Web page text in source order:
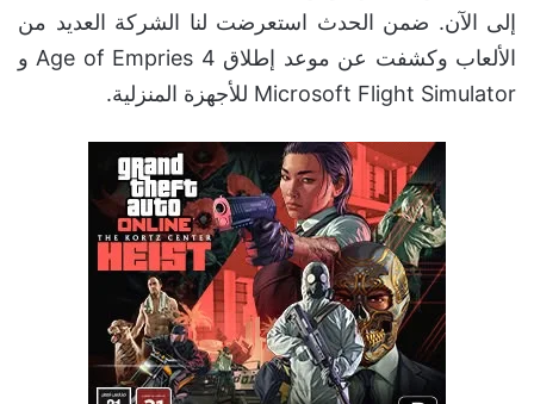
إلى الآن. ضمن الحدث استعرضت لنا الشركة العديد من
الألعاب وكشفت عن موعد إطلاق Age of Empries 4 و
Microsoft Flight Simulator للأجهزة المنزلية.